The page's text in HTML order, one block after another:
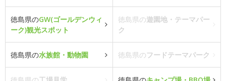
徳島県のGW(ゴールデンウィ
ーク)観光スポット
徳島県の遊園地・テーマパー
ク
徳島県の水族館・動物園 徳島県のフードテーマパーク